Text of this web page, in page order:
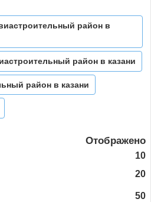
район в
район в казани
район в казани
Отображено
10
20
50